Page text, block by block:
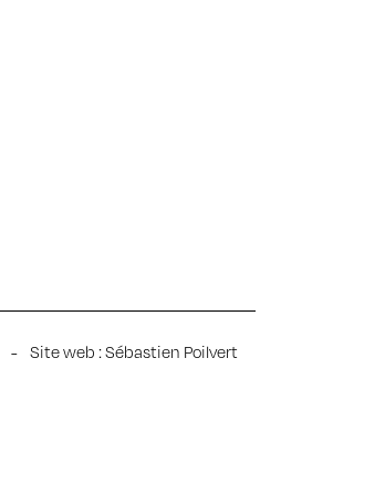
- Site web :Sébastien Poilvert